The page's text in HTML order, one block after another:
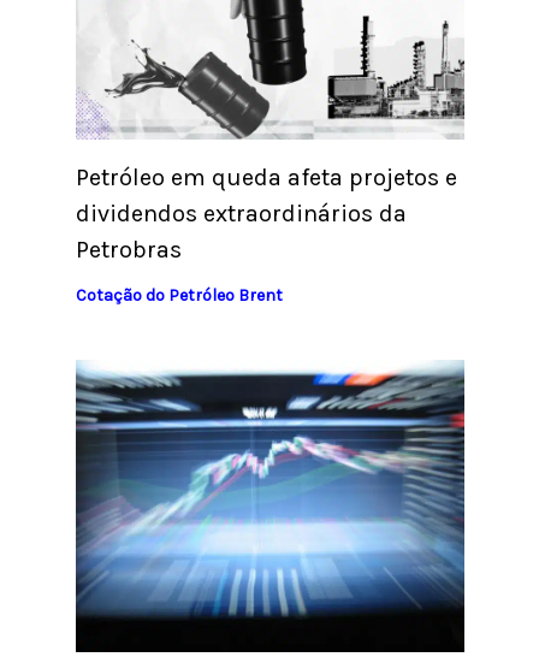
Petróleo em queda afeta projetos e
dividendos extraordinários da
Petrobras
Cotação do Petróleo Brent